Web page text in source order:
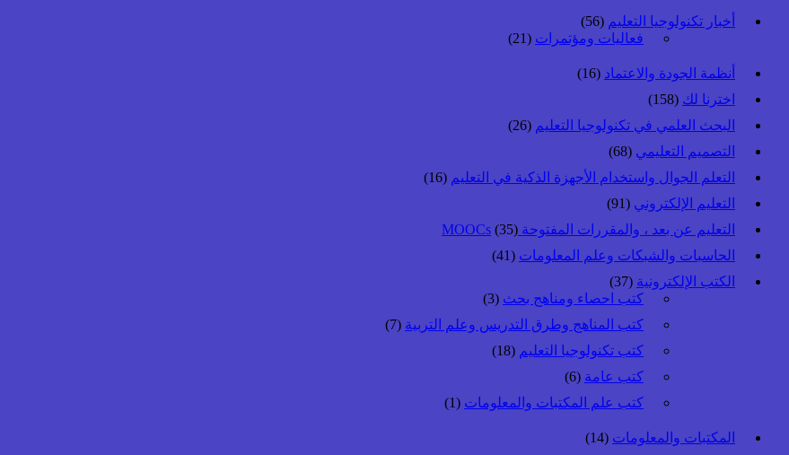
أخبار تكنولوجيا التعليم (56)
فعاليات ومؤتمرات (21)
أنظمة الجودة والاعتماد (16)
اخترنا لك (158)
البحث العلمي في تكنولوجيا التعليم (26)
التصميم التعليمي (68)
التعلم الجوال واستخدام الأجهزة الذكية في التعليم (16)
التعليم الإلكتروني (91)
التعليم عن بعد ، والمقررات المفتوحة MOOCs (35)
الحاسبات والشبكات وعلم المعلومات (41)
الكتب الإلكترونية (37)
كتب احصاء ومناهج بحث (3)
كتب المناهج وطرق التدريس وعلم التربية (7)
كتب تكنولوجيا التعليم (18)
كتب عامة (6)
كتب علم المكتبات والمعلومات (1)
المكتبات والمعلومات (14)